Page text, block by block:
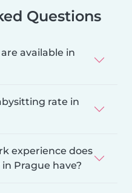
Questions
available in
rate in
experience does
Prague have?